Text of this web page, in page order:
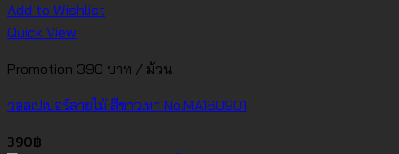
Add to Wishlist
Quick View
Promotion 390 บาท / ม้วน
วอลเปเปอร์ลายไม้ สีขาวเทา No.MA160901
390฿